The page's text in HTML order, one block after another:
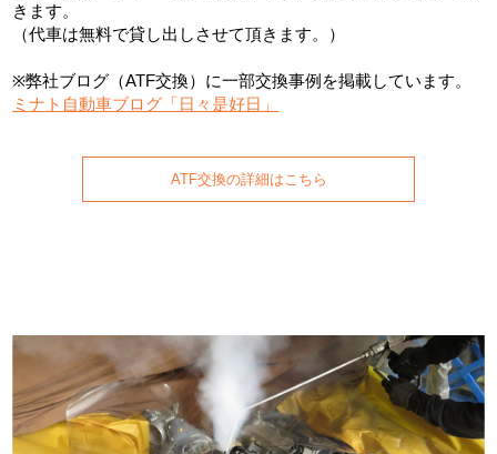
きます。
（代車は無料で貸し出しさせて頂きます。）
※弊社ブログ（ATF交換）に一部交換事例を掲載しています。
ミナト自動車ブログ「日々是好日」
ATF交換の詳細はこちら